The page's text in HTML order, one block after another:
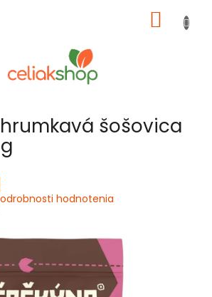
KOŠÍK
šošovica
hodnotenia